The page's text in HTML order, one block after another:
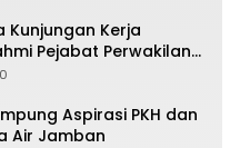
Kunjungan Kerja
Pejabat Perwakilan
Riau
0
Aspirasi PKH dan
Air Jamban